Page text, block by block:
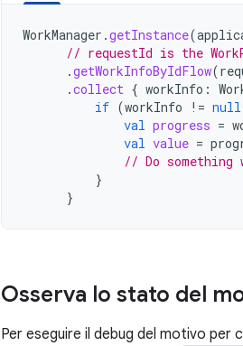
WorkManager .getInstance(
// requestId is the
.getWorkInfoByIdFlow(
.collect { workInfo :
if (workInfo != null
val progress =
val value =
// Do
}
}
Osserva lo stato del
Per eseguire il debug del motivo per